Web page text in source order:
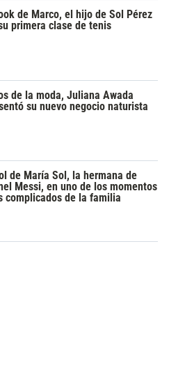
de Marco, el hijo de Sol Pérez
primera clase de tenis
de la moda, Juliana Awada
su nuevo negocio naturista
de María Sol, la hermana de
Messi, en uno de los momentos
complicados de la familia